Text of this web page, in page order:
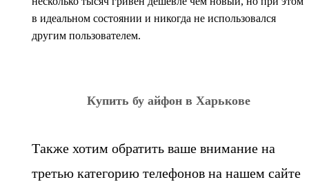
в идеальном состоянии и никогда не использовался
другим пользователем.
Купить бу айфон в Харькове
Также хотим обратить ваше внимание на
третью категорию телефонов на нашем сайте